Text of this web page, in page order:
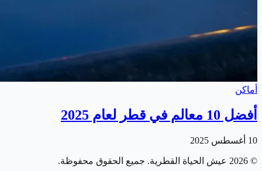
أماكن
أفضل 10 معالم في قطر لعام 2025
10 أغسطس 2025
©
2026 عيش الحياة القطرية. جميع الحقوق محفوظة.